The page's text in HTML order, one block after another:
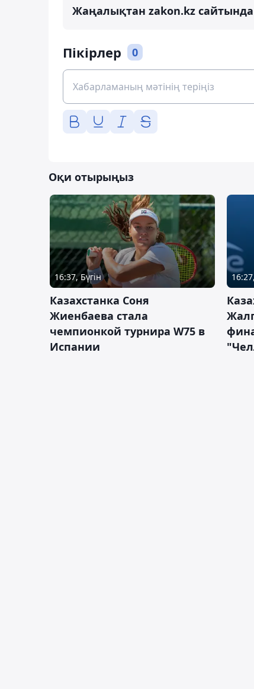
Жаңалықтан zakon.kz
Пікірлер 0
Оқи отырыңыз
16:37, Бүгін
Казахстанка Соня
Жиенбаева стала
чемпионкой турнира W75 в
Испании